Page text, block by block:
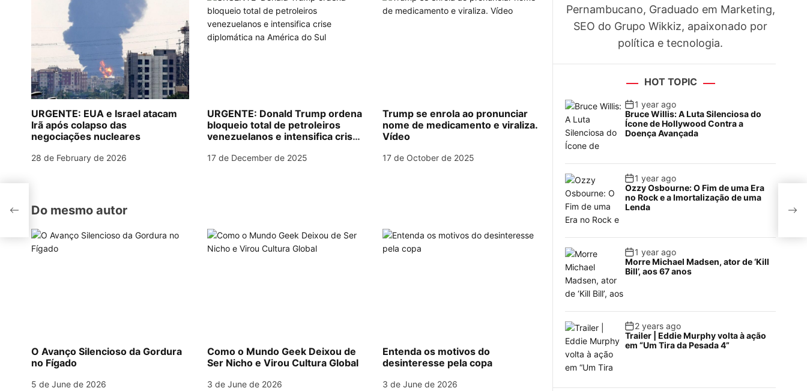
v
i
g
a
t
i
n
URGENTE: EUA e Israel atacam
Irã após colapso das
negociações nucleares
28 de February de 2026
URGENTE: Donald Trump ordena
bloqueio total de petroleiros
venezuelanos e intensifica crise
17 de December de 2025
Trump se enrola ao pronunciar
nome de medicamento e viraliza.
Vídeo
17 de October de 2025
Do mesmo autor
O Avanço Silencioso da Gordura
no Fígado
5 de June de 2026
Como o Mundo Geek Deixou de
Ser Nicho e Virou Cultura Global
3 de June de 2026
Entenda os motivos do
desinteresse pela copa
3 de June de 2026
Pernambucano, Graduado em Marketing,
SEO do Grupo Wikkiz, apaixonado por
política e tecnologia.
HOT TOPIC
1 year ago
Bruce Willis: A Luta Silenciosa do
Ícone de Hollywood Contra a
Doença Avançada
1 year ago
Ozzy Osbourne: O Fim de uma Era
no Rock e a Imortalização de uma
Lenda
1 year ago
Morre Michael Madsen, ator de ‘Kill
Bill’, aos 67 anos
2 years ago
Trailer | Eddie Murphy volta à ação
em “Um Tira da Pesada 4”
de